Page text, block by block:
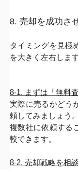
8. 売却を成功さ
タイミングを見極
を大きく左右します
8-1. まずは「無料
実際に売るかどう
頼してみま しょう。
複数社に依頼する
較できます。
8-2. 売却戦略を相